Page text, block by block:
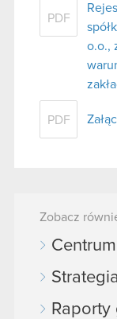
PDF
o.o.,
PDF
Zobacz
Strategia
Raporty